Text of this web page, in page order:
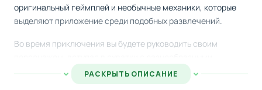
оригинальный геймплей и необычные механики, которые
выделяют приложение среди подобных развлечений.
Во время приключения вы будете руководить своим
врагами. Для успешного прохождения потребуется умело
применять весь набор умений своего героя и постоянно
РАСКРЫТЬ ОПИСАНИЕ